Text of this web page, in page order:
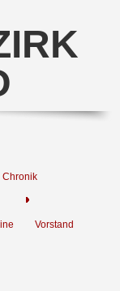
Chronik
Vorstand